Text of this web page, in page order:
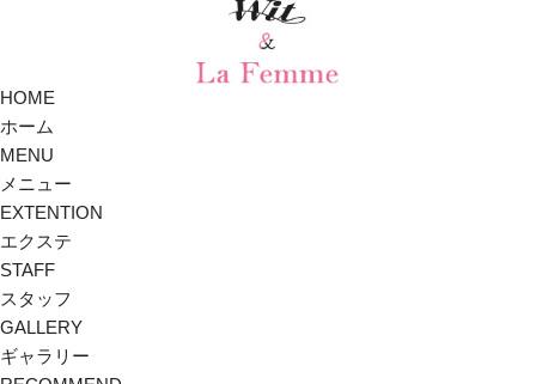
HOME
ホーム
MENU
メニュー
EXTENTION
エクステ
STAFF
スタッフ
GALLERY
ギャラリー